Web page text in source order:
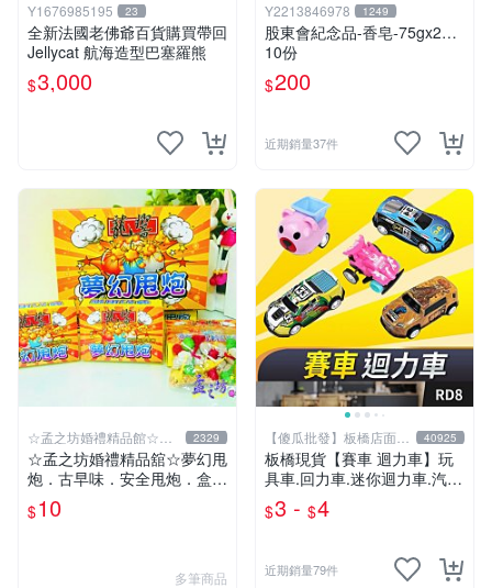
Y1676985195 23
全新法國老佛爺百貨購買帶回
Jellycat 航海造型巴塞羅熊
$3,000
Y2213846978 1249
股東會紀念品-香皂-75gx2…
10份
$200
近期銷量37件
☆孟之坊婚禮精品館☆超
商取貨付款
2329
☆孟之坊婚禮精品舘☆夢幻甩
炮．古早味．安全甩炮．盒裝
甩炮 ．懷舊童玩 ．整人玩具
$10
多筆商品
【傻瓜批發】板橋店面-
平板電腦
40925
板橋現貨【賽車 迴力車】玩
具車.回力車.迷你迴力車.汽車
玩具.可愛玩具.兒童禮物.回力
車玩具【傻瓜批發】RD8
$3 - $4
近期銷量79件